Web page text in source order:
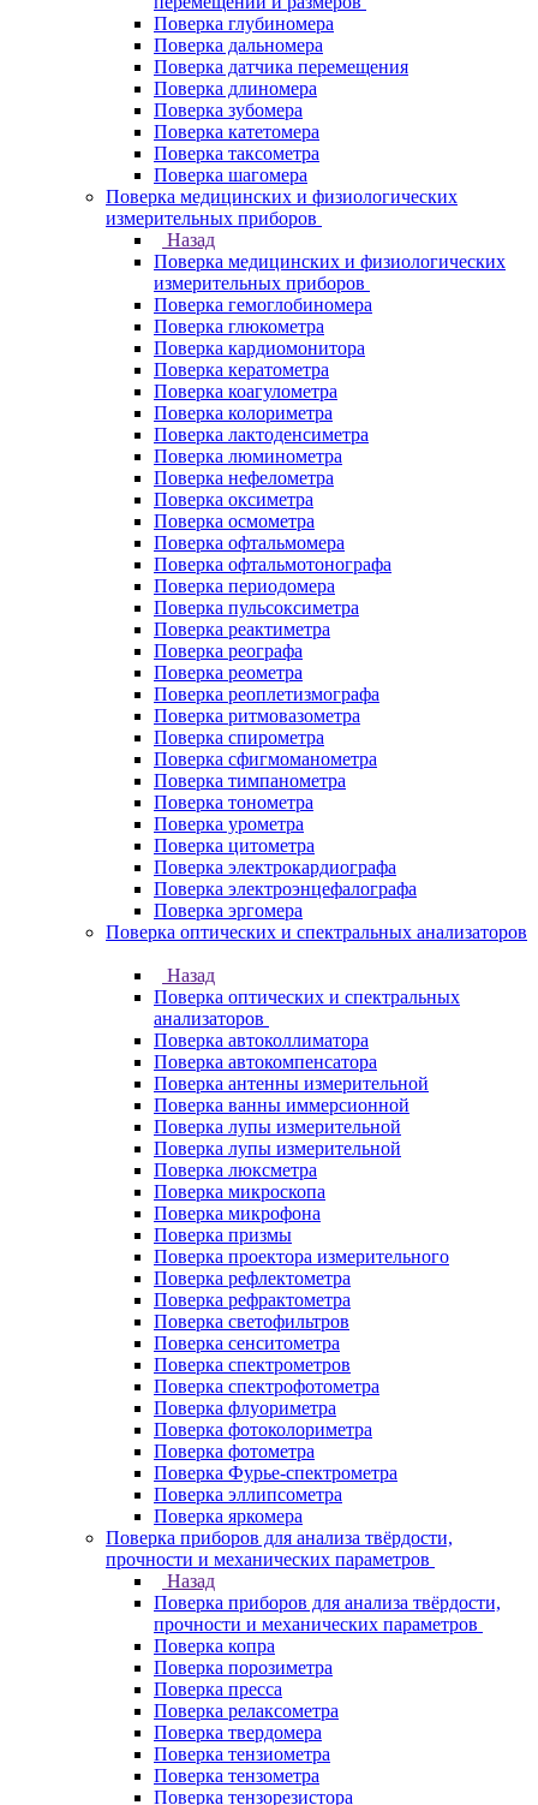
Поверка глубиномера
Поверка дальномера
Поверка датчика перемещения
Поверка длиномера
Поверка зубомера
Поверка катетомера
Поверка таксометра
Поверка шагомера
Поверка медицинских и физиологических
измерительных приборов
Назад
Поверка медицинских и физиологических
измерительных приборов
Поверка гемоглобиномера
Поверка глюкометра
Поверка кардиомонитора
Поверка кератометра
Поверка коагулометра
Поверка колориметра
Поверка лактоденсиметра
Поверка люминометра
Поверка нефелометра
Поверка оксиметра
Поверка осмометра
Поверка офтальмомера
Поверка офтальмотонографа
Поверка периодомера
Поверка пульсоксиметра
Поверка реактиметра
Поверка реографа
Поверка реометра
Поверка реоплетизмографа
Поверка ритмовазометра
Поверка спирометра
Поверка сфигмоманометра
Поверка тимпанометра
Поверка тонометра
Поверка урометра
Поверка цитометра
Поверка электрокардиографа
Поверка электроэнцефалографа
Поверка эргомера
Поверка оптических и спектральных анализаторов
Назад
Поверка оптических и спектральных
анализаторов
Поверка автоколлиматора
Поверка автокомпенсатора
Поверка антенны измерительной
Поверка ванны иммерсионной
Поверка лупы измерительной
Поверка лупы измерительной
Поверка люксметра
Поверка микроскопа
Поверка микрофона
Поверка призмы
Поверка проектора измерительного
Поверка рефлектометра
Поверка рефрактометра
Поверка светофильтров
Поверка сенситометра
Поверка спектрометров
Поверка спектрофотометра
Поверка флуориметра
Поверка фотоколориметра
Поверка фотометра
Поверка Фурье-спектрометра
Поверка эллипсометра
Поверка яркомера
Поверка приборов для анализа твёрдости,
прочности и механических параметров
Назад
Поверка приборов для анализа твёрдости,
прочности и механических параметров
Поверка копра
Поверка порозиметра
Поверка пресса
Поверка релаксометра
Поверка твердомера
Поверка тензиометра
Поверка тензометра
Поверка тензорезистора